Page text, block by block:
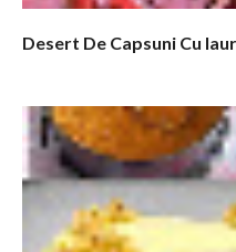
Desert De Capsuni Cu